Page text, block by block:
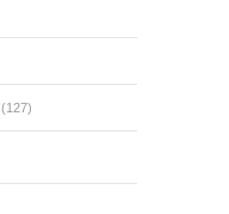
(127)